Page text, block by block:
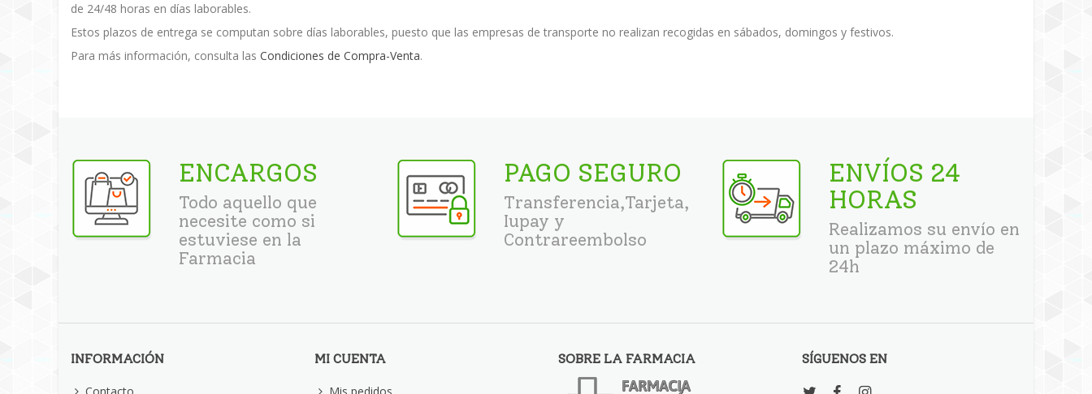
de 24/48 horas en días laborables.
Estos plazos de entrega se computan sobre días laborables, puesto que las empresas de transporte no realizan recogidas en sábados, domingos y festivos.
Para más información, consulta las Condiciones de Compra-Venta.
ENCARGOS
Todo aquello que
necesite como si
estuviese en la
Farmacia
PAGO SEGURO
Transferencia,Tarjeta,
Iupay y
Contrareembolso
ENVÍOS 24
HORAS
Realizamos su envío en
un plazo máximo de
24h
INFORMACIÓN MI CUENTA SOBRE LA FARMACIA SÍGUENOS EN